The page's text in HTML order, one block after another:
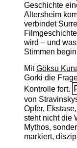
Geschichte
Altersheim
verbindet
wird – und
Stimmen
MitGöksu
Gorki die
Kontrolle fort.
von
Opfer,
steht nicht die
Mythos,
markiert,